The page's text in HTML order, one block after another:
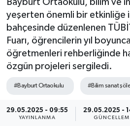
Bayburt Ortaokulu, bilim ve
yeşerten önemli bir etkinliğe
bahçesinde düzenlenen
Fuarı, öğrencilerin yıl
öğretmenleri rehberliğinde
özgün projeleri sergiledi.
#Bayburt Ortaokulu #Bilim sanat
29.05.2025 - 09:55
YAYINLANMA
29.05.2025 -
Haber Arşivi